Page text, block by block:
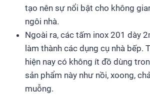
tạo nên sự nổi bật cho không
ngôi nhà.
Ngoài ra, các tấm inox 201 dày
làm thành các dụng cụ nhà bếp.
hiện nay có không ít đồ dùng
sản phẩm này như nồi, xoong,
muỗng.